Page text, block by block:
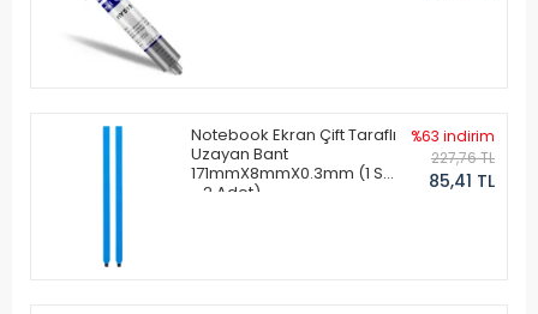
Notebook Ekran Çift Taraflı
Uzayan Bant
171mmX8mmX0.3mm (1 Set
- 2 Adet)
%63 indirim
227,76 TL
85,41 TL